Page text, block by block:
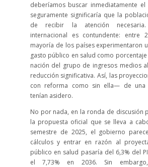
deberíamos buscar inmediatamente
seguramente significaría que la
de recibir la atención
internacional es contundente: entre
mayoría de los países experimentaron
gasto público en salud como porcentaje
nación del grupo de ingresos medios
reducción significativa. Así, las
con reforma como sin ella— de una
tenían asidero.
No por nada, en la ronda de discusión
la propuesta oficial que se lleva a
semestre de 2025, el gobierno
cálculos y entrar en razón al
público en salud pasaría del 6,3% del
el 7,73% en 2036. Sin